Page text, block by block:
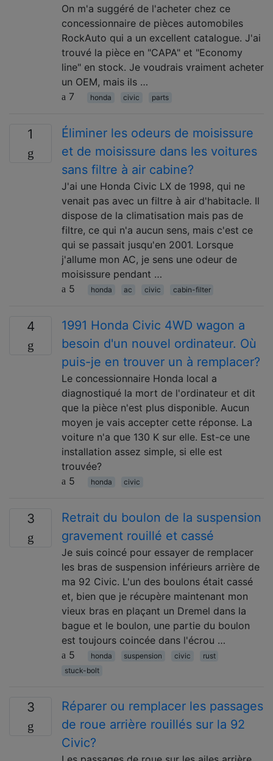
On m'a suggéré de l'acheter chez ce
concessionnaire de pièces automobiles
RockAuto qui a un excellent catalogue. J'ai
trouvé la pièce en "CAPA" et "Economy
line" en stock. Je voudrais vraiment acheter
un OEM, mais ils …
7
honda civic parts
1
Éliminer les odeurs de moisissure
et de moisissure dans les voitures
sans filtre à air cabine?
J'ai une Honda Civic LX de 1998, qui ne
venait pas avec un filtre à air d'habitacle. Il
dispose de la climatisation mais pas de
filtre, ce qui n'a aucun sens, mais c'est ce
qui se passait jusqu'en 2001. Lorsque
j'allume mon AC, je sens une odeur de
moisissure pendant …
5
honda ac civic cabin-filter
4
1991 Honda Civic 4WD wagon a
besoin d'un nouvel ordinateur. Où
puis-je en trouver un à remplacer?
Le concessionnaire Honda local a
diagnostiqué la mort de l'ordinateur et dit
que la pièce n'est plus disponible. Aucun
moyen je vais accepter cette réponse. La
voiture n'a que 130 K sur elle. Est-ce une
installation assez simple, si elle est
trouvée?
5
honda civic
3
Retrait du boulon de la suspension
gravement rouillé et cassé
Je suis coincé pour essayer de remplacer
les bras de suspension inférieurs arrière de
ma 92 Civic. L'un des boulons était cassé
et, bien que je récupère maintenant mon
vieux bras en plaçant un Dremel dans la
bague et le boulon, une partie du boulon
est toujours coincée dans l'écrou …
5
honda suspension civic
rust
stuck-bolt
3
Réparer ou remplacer les passages
de roue arrière rouillés sur la 92
Civic?